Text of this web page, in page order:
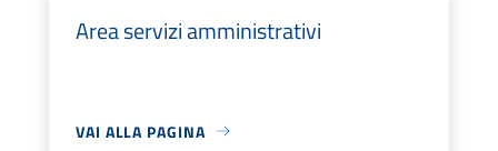
Area servizi amministrativi
VAI ALLA PAGINA